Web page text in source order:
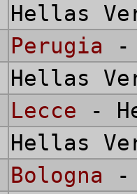
Hellas
Perugia -
Hellas
Lecce -
Hellas
Bologna -